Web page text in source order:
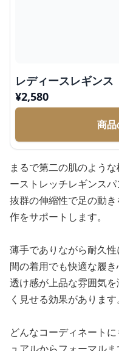
レディースレギン
¥2,580
商品
まるで第二の肌のよう
ーストレッチレギンスパ
抜群の伸縮性で足の動
作をサポートします。
薄手でありながら耐久
間の着用でも快適な履き
透け感が上品な雰囲気
く見せる効果があります。
どんなコーディネート